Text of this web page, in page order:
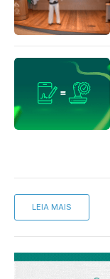
LEIA MAIS